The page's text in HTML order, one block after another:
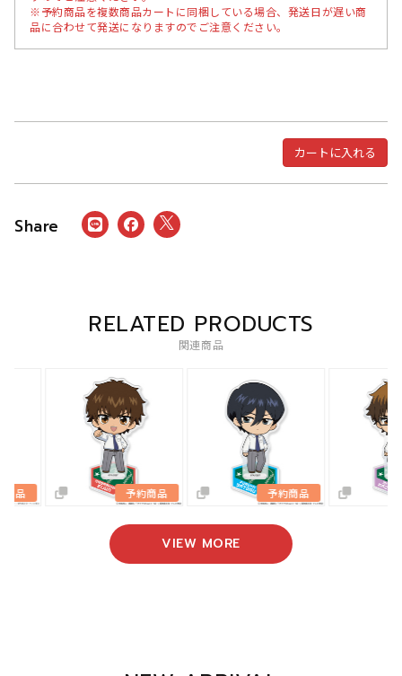
※予約商品を複数商品カートに同梱している場合、発送日が遅い商
品に合わせて発送になりますのでご注意ください。
カートに入れる
RELATED PRODUCTS
関連商品
予約商品 予約商品 予約商品
VIEW MORE